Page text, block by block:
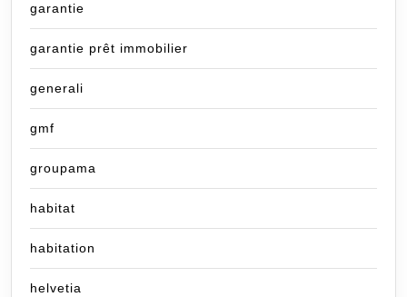
garantie
garantie prêt immobilier
generali
gmf
groupama
habitat
habitation
helvetia